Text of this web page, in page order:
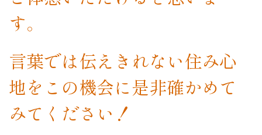
す。
言葉では伝えきれない住み心
地をこの機会に是非確かめて
みてください！